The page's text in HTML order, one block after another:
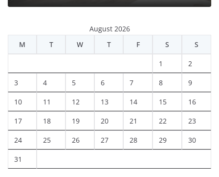
August 2026
M
T W T F S S
1 2
3 4 5 6 7 8 9
10 11 12 13 14 15 16
17 18 19 20 21 22 23
24 25 26 27 28 29 30
31